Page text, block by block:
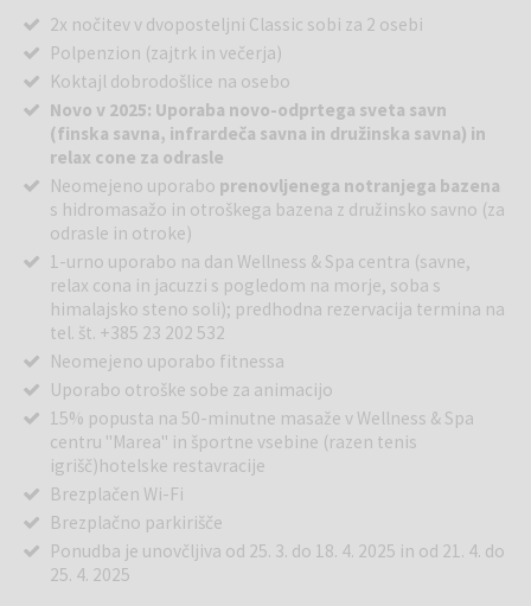
2x nočitev v dvoposteljni Classic sobi za 2 osebi
Polpenzion (zajtrk in večerja)
Koktajl dobrodošlice na osebo
Novo v 2025: Uporaba novo-odprtega sveta savn
(finska savna, infrardeča savna in družinska savna) in
relax cone za odrasle
Neomejeno uporabo prenovljenega notranjega bazena
s hidromasažo in otroškega bazena z družinsko savno (za
odrasle in otroke)
1-urno uporabo na dan Wellness & Spa centra (savne,
relax cona in jacuzzi s pogledom na morje, soba s
himalajsko steno soli); predhodna rezervacija termina na
tel. št. +385 23 202 532
Neomejeno uporabo fitnessa
Uporabo otroške sobe za animacijo
15% popusta na 50-minutne masaže v Wellness & Spa
centru ''Marea'' in športne vsebine (razen tenis
igrišč)hotelske restavracije
Brezplačen Wi-Fi
Brezplačno parkirišče
Ponudba je unovčljiva od 25. 3. do 18. 4. 2025 in od 21. 4. do
25. 4. 2025